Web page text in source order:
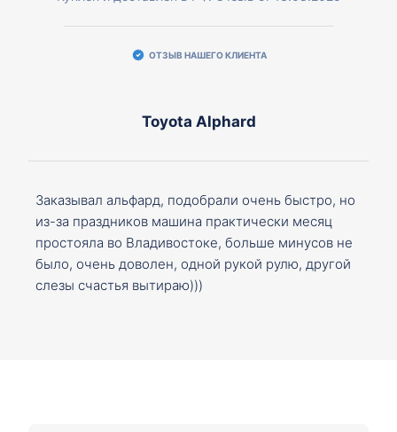
ОТЗЫВ НАШЕГО КЛИЕНТА
Toyota Alphard
Заказывал альфард, подобрали очень быстро, но
из-за праздников машина практически месяц
простояла во Владивостоке, больше минусов не
было, очень доволен, одной рукой рулю, другой
слезы счастья вытираю)))